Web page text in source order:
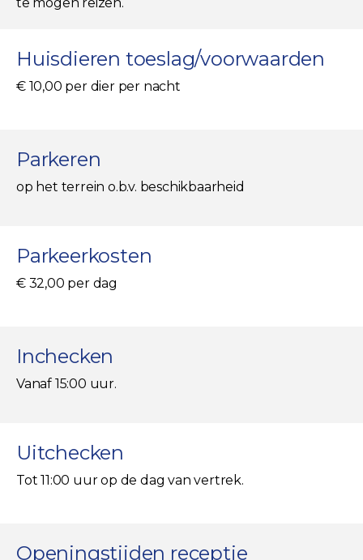
Huisdieren toeslag/voorwaarden
€ 10,00 per dier per nacht
Parkeren
op het terrein o.b.v. beschikbaarheid
Parkeerkosten
€ 32,00 per dag
Inchecken
Vanaf 15:00 uur.
Uitchecken
Tot 11:00 uur op de dag van vertrek.
Openingstijden receptie